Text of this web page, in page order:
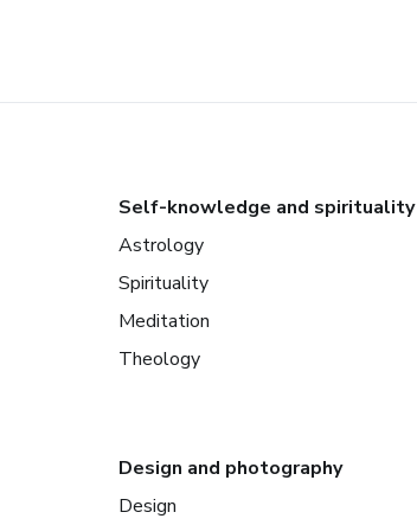
Self-knowledge and spirituality
Astrology
Spirituality
Meditation
Theology
Design and photography
Design